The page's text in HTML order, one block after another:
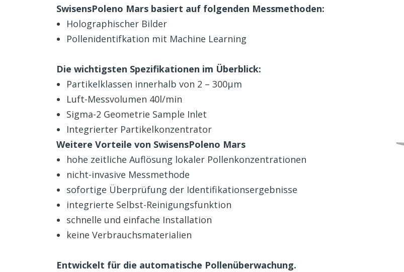
SwisensPoleno Mars basiert auf folgenden Messmethoden:
Holographischer Bilder
Pollenidentifkation mit Machine Learning
Die wichtigsten Spezifikationen im Überblick:
Partikelklassen innerhalb von 2 – 300µm
Luft-Messvolumen 40l/min
Sigma-2 Geometrie Sample Inlet
Integrierter Partikelkonzentrator
Weitere Vorteile von SwisensPoleno Mars
hohe zeitliche Auflösung lokaler Pollenkonzentrationen
nicht-invasive Messmethode
sofortige Überprüfung der Identifikationsergebnisse
integrierte Selbst-Reinigungsfunktion
schnelle und einfache Installation
keine Verbrauchsmaterialien
Entwickelt für die automatische Pollenüberwachung.